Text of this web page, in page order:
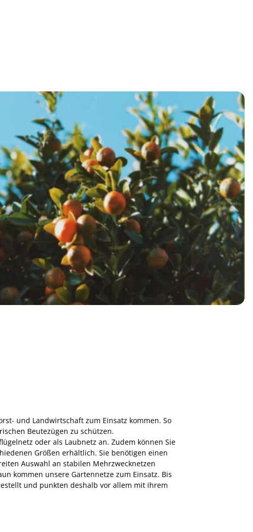
und Landwirtschaft zum Einsatz kommen. So
Beutezügen zu schützen.
oder als Laubnetz an. Zudem können Sie
Größen erhältlich. Sie benötigen einen
Auswahl an stabilen Mehrzwecknetzen
kommen unsere Gartennetze zum Einsatz. Bis
und punkten deshalb vor allem mit ihrem